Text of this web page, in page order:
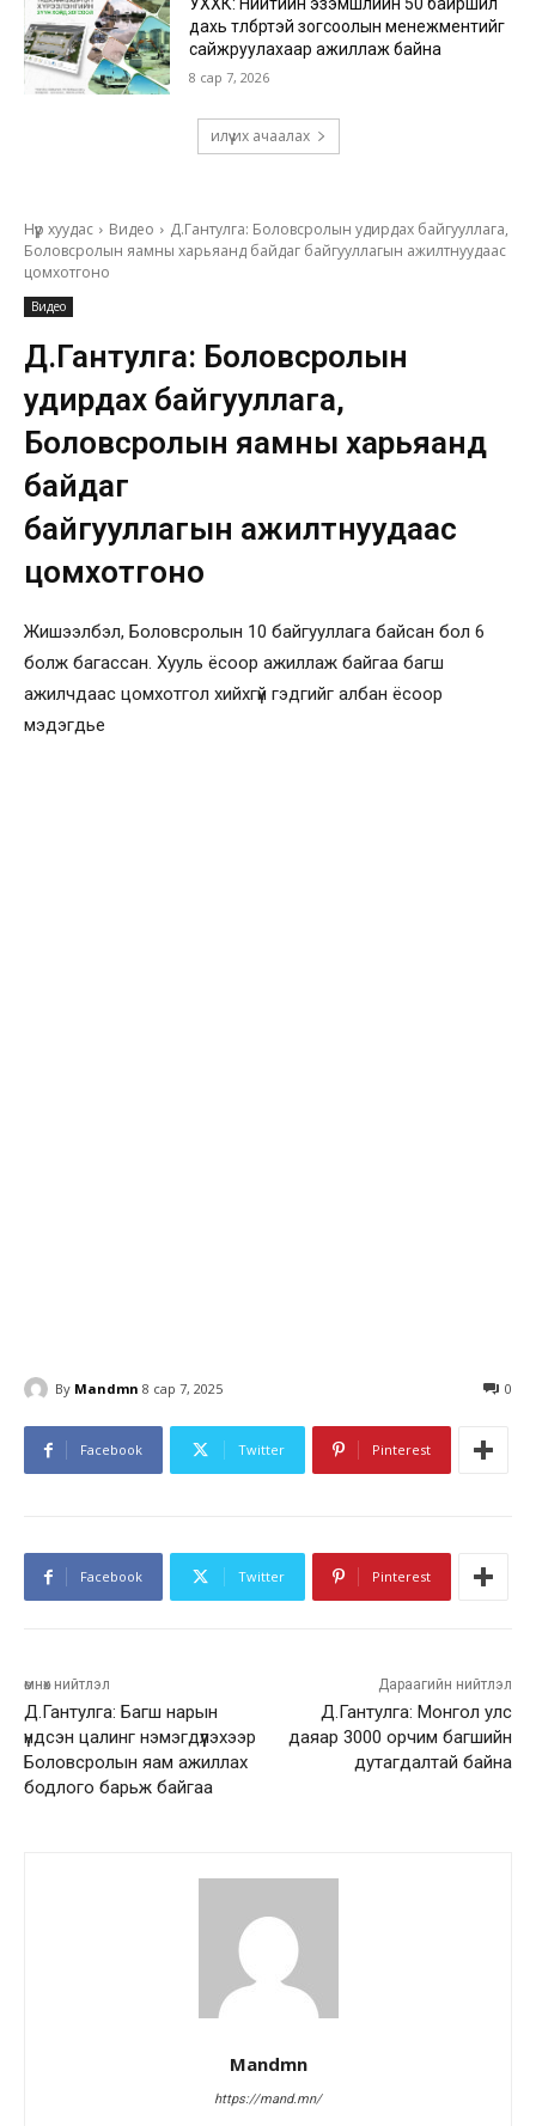
дахь төлбөртэй зогсоолын менежментийг
сайжруулахаар ажиллаж байна
8 сар 7, 2026
илүү их ачаалах